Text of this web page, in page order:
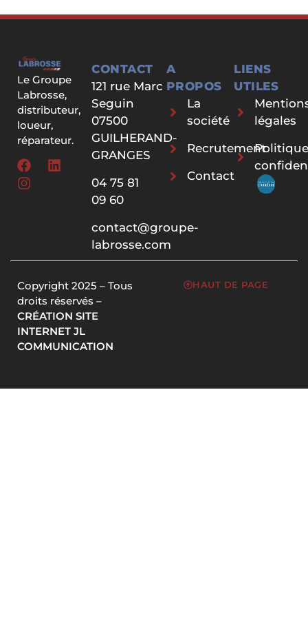
Le Groupe
Labrosse,
distributeur,
loueur,
réparateur.
CONTACT
121 rue Marc
Seguin
07500
GUILHERAND-
GRANGES
04 75 81
09 60
contact@groupe-
labrosse.com
A
PROPOS
La
société
Recrutement
Contact
LIENS
UTILES
légales
Copyright 2025 – Tous
droits réservés –
CRÉATION SITE
INTERNET JL
COMMUNICATION
HAUT DE PAGE